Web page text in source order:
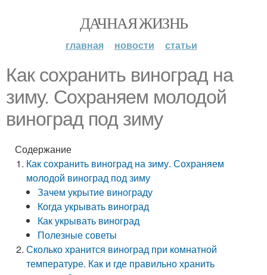
ДАЧНАЯ ЖИЗНЬ
главная новости статьи
Как сохранить виноград на
зиму. Сохраняем молодой
виноград под зиму
Содержание
Как сохранить виноград на зиму. Сохраняем
молодой виноград под зиму
Зачем укрытие винограду
Когда укрывать виноград
Как укрывать виноград
Полезные советы
Сколько хранится виноград при комнатной
температуре. Как и где правильно хранить